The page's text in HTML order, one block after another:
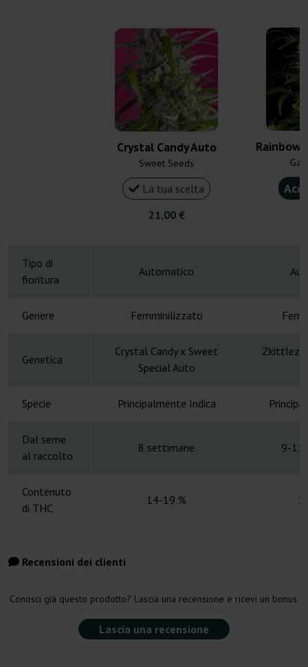
Crystal Candy Auto
Sweet Seeds
La tua scelta
21,00 €
Rainbow
Tipo di
fioritura
Automatico
Genere Femminilizzato
Genetica
Crystal Candy x Sweet
Special Auto
Zkittlez x
Specie Principalmente Indica
Dal seme
al raccolto
8 settimane 9-11
Contenuto
di THC
14-19 %
Recensioni dei clienti
Conosci già questo prodotto? Lascia una recensione e ricevi un bonus.
Lascia una recensione